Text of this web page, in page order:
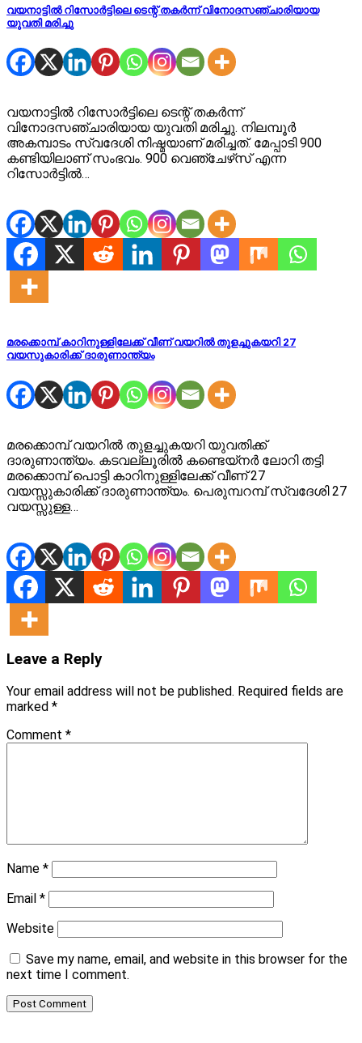
വയനാട്ടിൽ‍ റിസോര്‍ട്ടിലെ ടെന്റ് തകര്‍ന്ന് വിനോദസഞ്ചാരിയായ
യുവതി മരിച്ചു
വയനാട്ടില്‍ റിസോര്‍ട്ടിലെ ടെന്റ് തകര്‍ന്ന്
വിനോദസഞ്ചാരിയായ യുവതി മരിച്ചു. നിലമ്പൂര്‍
അകമ്പാടം സ്വദേശി നിഷ്മയാണ് മരിച്ചത്. മേപ്പാടി 900
കണ്ടിയിലാണ് സംഭവം. 900 വെഞ്ചേഴ്‌സ് എന്ന
റിസോര്‍ട്ടില്‍…
മരക്കൊമ്പ് കാറിനുള്ളിലേക്ക് വീണ് വയറില്‍ തുളച്ചുകയറി 27
വയസുകാരിക്ക് ദാരുണാന്ത്യം
മരക്കൊമ്പ് വയറില്‍ തുളച്ചുകയറി യുവതിക്ക്
ദാരുണാന്ത്യം. കടവല്ലൂരില്‍ കണ്ടെയ്‌നര്‍ ലോറി തട്ടി
മരക്കൊമ്പ് പൊട്ടി കാറിനുള്ളിലേക്ക് വീണ് 27
വയസ്സുകാരിക്ക് ദാരുണാന്ത്യം. പെരുമ്പറമ്പ് സ്വദേശി 27
വയസ്സുള്ള…
Leave a Reply
Your email address will not be published. Required fields are
marked *
Comment *
Name *
Email *
Website
Save my name, email, and website in this browser for the
next time I comment.